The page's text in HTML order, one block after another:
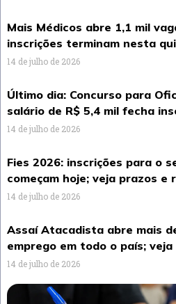
Mais Médicos abre 1,1 mil
inscrições terminam nesta
14 de julho de 2026
Último dia: Concurso para
salário de R$ 5,4 mil fecha
14 de julho de 2026
Fies 2026: inscrições para o
começam hoje; veja prazos e
14 de julho de 2026
Assaí Atacadista abre mais
emprego em todo o país;
14 de julho de 2026